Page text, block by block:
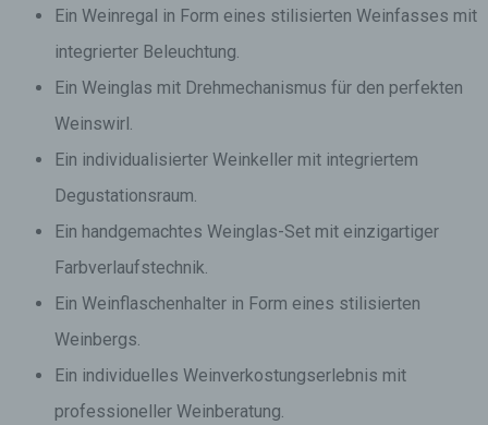
Ein Weinregal in Form eines stilisierten Weinfasses mit
integrierter Beleuchtung.
Ein Weinglas mit Drehmechanismus für den perfekten
Weinswirl.
Ein individualisierter Weinkeller mit integriertem
Degustationsraum.
Ein handgemachtes Weinglas-Set mit einzigartiger
Farbverlaufstechnik.
Ein Weinflaschenhalter in Form eines stilisierten
Weinbergs.
Ein individuelles Weinverkostungserlebnis mit
professioneller Weinberatung.